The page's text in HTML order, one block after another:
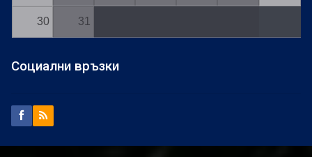
30 31
Социални връзки